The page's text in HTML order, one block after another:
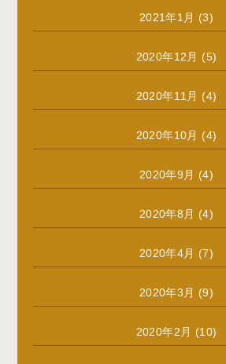
2021年1月 (3)
2020年12月 (5)
2020年11月 (4)
2020年10月 (4)
2020年9月 (4)
2020年8月 (4)
2020年4月 (7)
2020年3月 (9)
2020年2月 (10)